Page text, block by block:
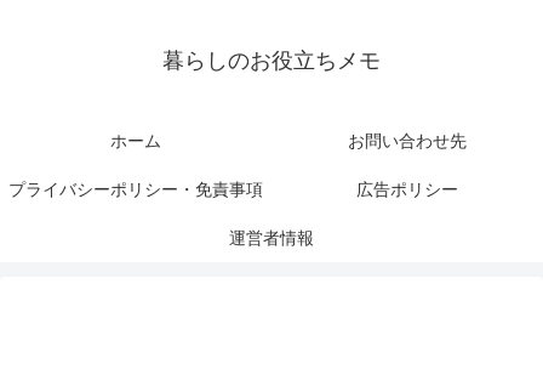
暮らしのお役立ちメモ
ホーム お問い合わせ先
プライバシーポリシー・免責事項 広告ポリシー
運営者情報